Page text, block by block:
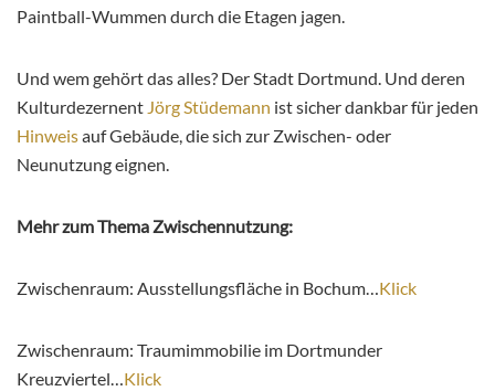
Paintball-Wummen durch die Etagen jagen.
Und wem gehört das alles? Der Stadt Dortmund. Und deren
Kulturdezernent Jörg Stüdemann ist sicher dankbar für jeden
Hinweisauf Gebäude, die sich zur Zwischen- oder
Neunutzung eignen.
Mehr zum Thema Zwischennutzung:
Zwischenraum: Ausstellungsfläche in Bochum…Klick
Zwischenraum: Traumimmobilie im Dortmunder
Kreuzviertel…Klick